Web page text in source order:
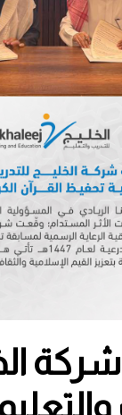
شركة